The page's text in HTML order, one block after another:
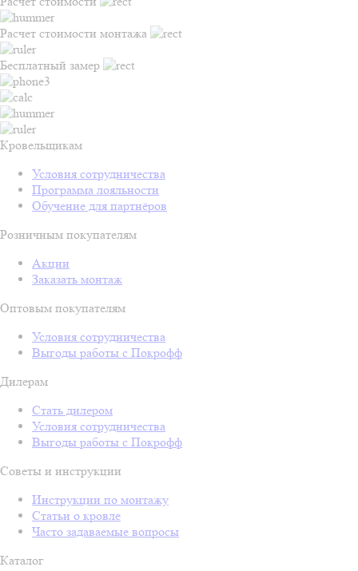
Расчет стоимости монтажа
Бесплатный замер
Кровельщикам
Условия сотрудничества
Программа лояльности
Обучение для партнёров
Розничным покупателям
Акции
Заказать монтаж
Оптовым покупателям
Условия сотрудничества
Выгоды работы с Покрофф
Дилерам
Стать дилером
Условия сотрудничества
Выгоды работы с Покрофф
Советы и инструкции
Инструкции по монтажу
Статьи о кровле
Часто задаваемые вопросы
Каталог